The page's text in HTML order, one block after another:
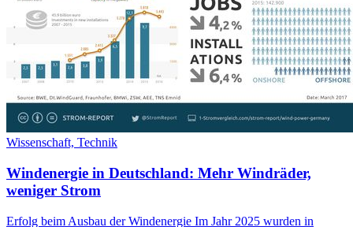
Wissenschaft, Technik
Windenergie in Deutschland: Mehr Windräder,
weniger Strom
Erfolg beim Ausbau der Windenergie Im Jahr 2025 wurden in